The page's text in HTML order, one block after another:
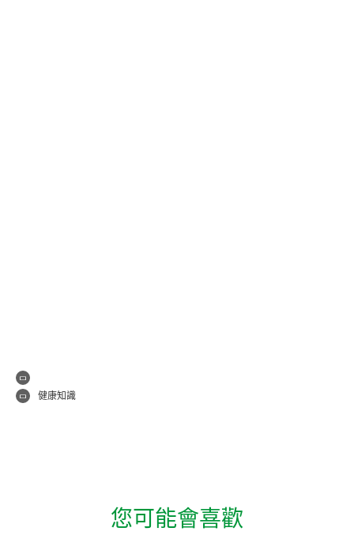
健康知識
您可能會喜歡